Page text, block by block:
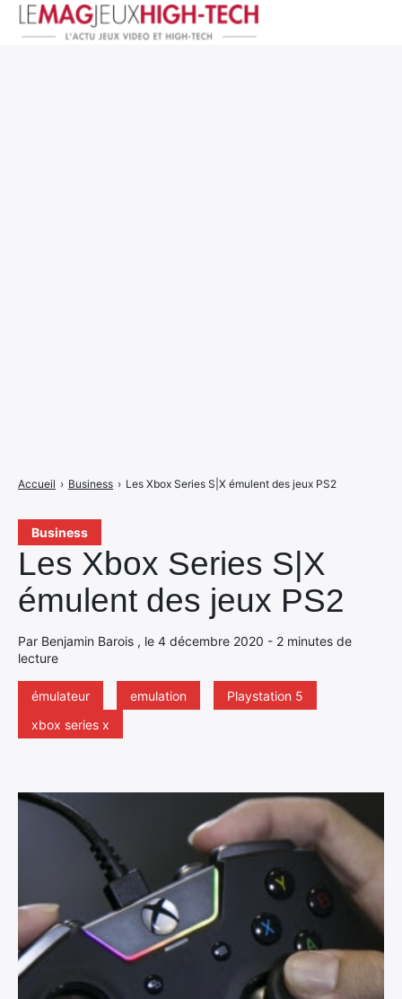
Business
Les Xbox Series S|X
émulent des jeux PS2
Par Benjamin Barois , le 4 décembre 2020 - 2 minutes de
lecture
émulateur emulation
Playstation 5
xbox series x
Accueil › Business › Les Xbox Series S|X émulent des jeux PS2